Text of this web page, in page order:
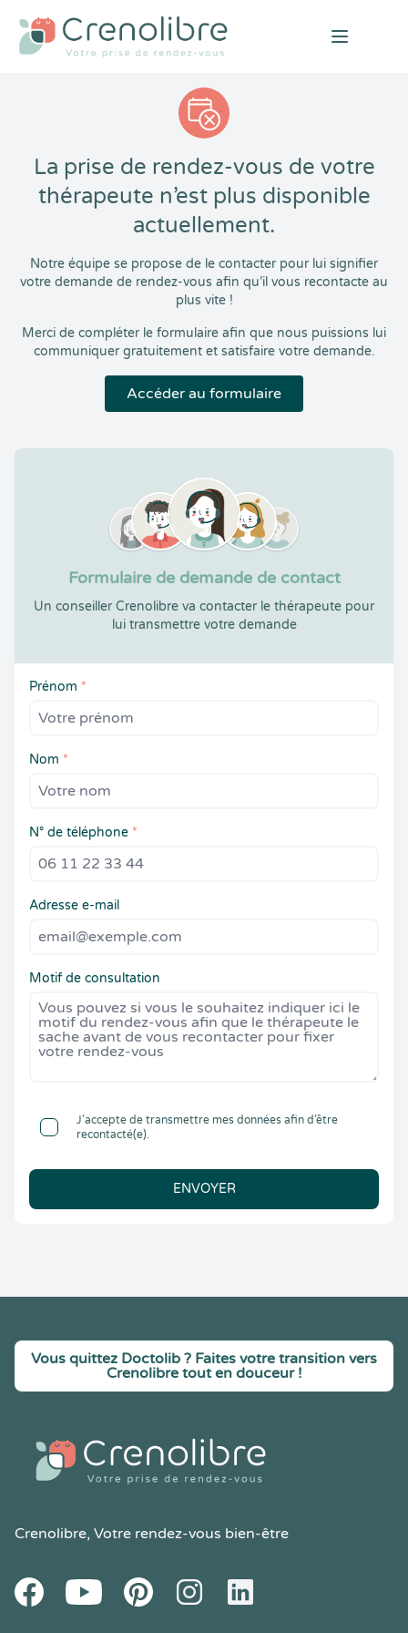
Open
La prise de rendez-vous de votre
thérapeute n’est plus disponible
actuellement.
Notre équipe se propose de le contacter pour lui signifier
votre demande de rendez-vous afin qu’il vous recontacte au
plus vite !
Merci de compléter le formulaire afin que nous puissions lui
communiquer gratuitement et satisfaire votre demande.
Accéder au formulaire
Formulaire de demande de contact
Un conseiller Crenolibre va contacter le thérapeute pour
lui transmettre votre demande
Prénom *
Nom *
N° de téléphone *
Adresse e-mail
Motif de consultation
J’accepte de transmettre mes données afin d’être
recontacté(e).
ENVOYER
Vous quittez Doctolib ? Faites votre transition vers
Crenolibre tout en douceur !
Crenolibre, Votre rendez-vous bien-être
FacebookYoutube PinteresetInstagramLinkedIn